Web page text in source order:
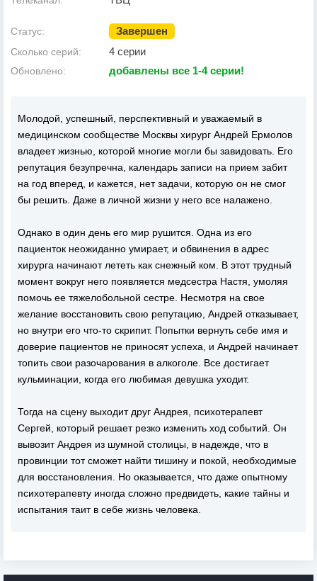
Статус: Завершен
Сколько серий: 4 серии
Обновлено: добавлены все 1-4 серии!
Молодой, успешный, перспективный и уважаемый в
медицинском сообществе Москвы хирург Андрей Ермолов
владеет жизнью, которой многие могли бы завидовать. Его
репутация безупречна, календарь записи на прием забит
на год вперед, и кажется, нет задачи, которую он не смог
бы решить. Даже в личной жизни у него все налажено.
Однако в один день его мир рушится. Одна из его
пациенток неожиданно умирает, и обвинения в адрес
хирурга начинают лететь как снежный ком. В этот трудный
момент вокруг него появляется медсестра Настя, умоляя
помочь ее тяжелобольной сестре. Несмотря на свое
желание восстановить свою репутацию, Андрей отказывает,
но внутри его что-то скрипит. Попытки вернуть себе имя и
доверие пациентов не приносят успеха, и Андрей начинает
топить свои разочарования в алкоголе. Все достигает
кульминации, когда его любимая девушка уходит.
Тогда на сцену выходит друг Андрея, психотерапевт
Сергей, который решает резко изменить ход событий. Он
вывозит Андрея из шумной столицы, в надежде, что в
провинции тот сможет найти тишину и покой, необходимые
для восстановления. Но оказывается, что даже опытному
психотерапевту иногда сложно предвидеть, какие тайны и
испытания таит в себе жизнь человека.